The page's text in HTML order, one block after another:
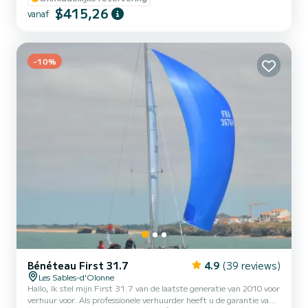
elektrische ankerlier. Onder de schaduwrijke hardtop kunt u
plaatsnemen op de bank of de stoelen om te genieten van een
vanaf $415,26
-10%
Bénéteau First 31.7 4.9 (39 reviews)
Les Sables-d'Olonne
Hallo, Ik stel mijn First 31.7 van de laatste generatie van 2010 voor
verhuur voor. Als professionele verhuurder heeft u de garantie van